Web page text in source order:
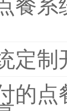
餐
定
的